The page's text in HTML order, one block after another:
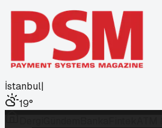
İstanbul|
19°